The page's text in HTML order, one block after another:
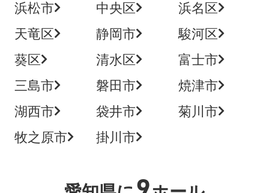
浜松市 中央区
浜名区
天竜区
静岡市
駿河区
葵区
清水区
富士市
三島市
磐田市
焼津市
湖西市
袋井市
菊川市
牧之原市
掛川市